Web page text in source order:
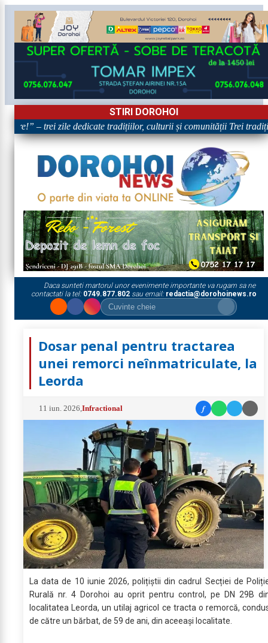
STIRI DOROHOI
– trei zile dedicate tradițiilor, culturii și comunității Trei
Daca sunteti martorul unor evenimente importante va rugam sa ne
contactati la tel: 0749.877.802sau email: redactia@dorohoinews.ro
Dosar penal pentru tractarea
unei remorci neînmatriculate, la
Leorda
11 iun. 2026 ,Infractional f
La data de 10 iunie 2026, polițiștii din cadrul Secției de
Rurală nr. 4 Dorohoi au oprit pentru control, pe DN 29B
localitatea Leorda, un utilaj agricol ce tracta o remorcă,
de către un bărbat, de 59 de ani, din aceeași localitate.